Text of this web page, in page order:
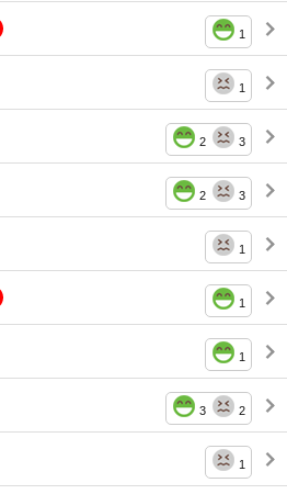
1
1
2 3
2 3
1
1
1
3 2
1